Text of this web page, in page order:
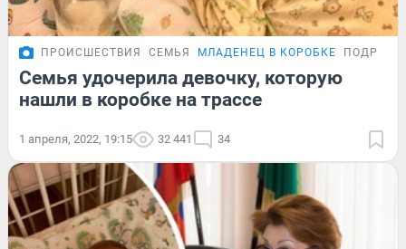
ПРОИСШЕСТВИЯ СЕМЬЯ МЛАДЕНЕЦ В КОРОБКЕ
Семья удочерила девочку, которую
нашли в коробке на трассе
1 апреля, 2022, 19:15 32 441 34